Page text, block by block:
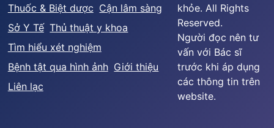
Thuốc & Biệt dược Cận lâm sàng
Sở Y Tế Thủ thuật y khoa
Tìm hiểu xét nghiệm
Bệnh tật qua hình ảnh Giới thiệu
Liên lạc
khỏe. All Rights
Reserved.
Người đọc nên tư
vấn với Bác sĩ
trước khi áp dụng
các thông tin trên
website.